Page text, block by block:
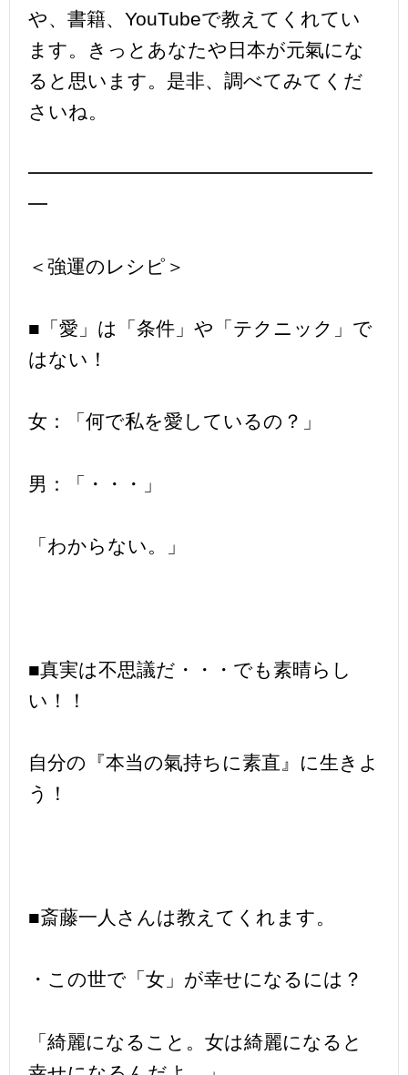
や、書籍、YouTubeで教えてくれてい
ます。きっとあなたや日本が元氣にな
ると思います。是非、調べてみてくだ
さいね。
━━━━━━━━━━━━━━━━━━
━
＜強運のレシピ＞
■「愛」は「条件」や「テクニック」で
はない！
女：「何で私を愛しているの？」
男：「・・・」
「わからない。」
■真実は不思議だ・・・でも素晴らし
い！！
自分の『本当の氣持ちに素直』に生きよ
う！
■斎藤一人さんは教えてくれます。
・この世で「女」が幸せになるには？
「綺麗になること。女は綺麗になると